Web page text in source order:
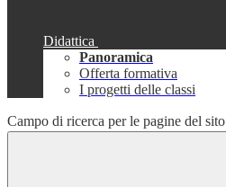
Didattica
Panoramica
Offerta formativa
I progetti delle classi
Campo di ricerca per le pagine del sito